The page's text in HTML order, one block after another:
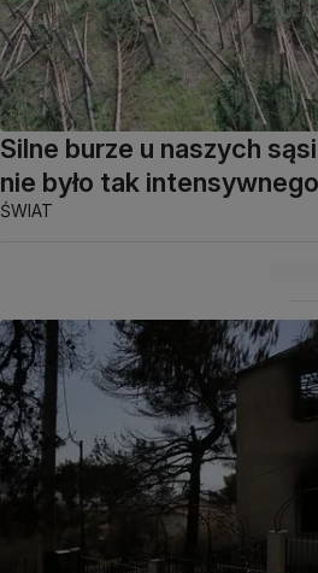
Silne burze u naszych
nie było tak
ŚWIAT